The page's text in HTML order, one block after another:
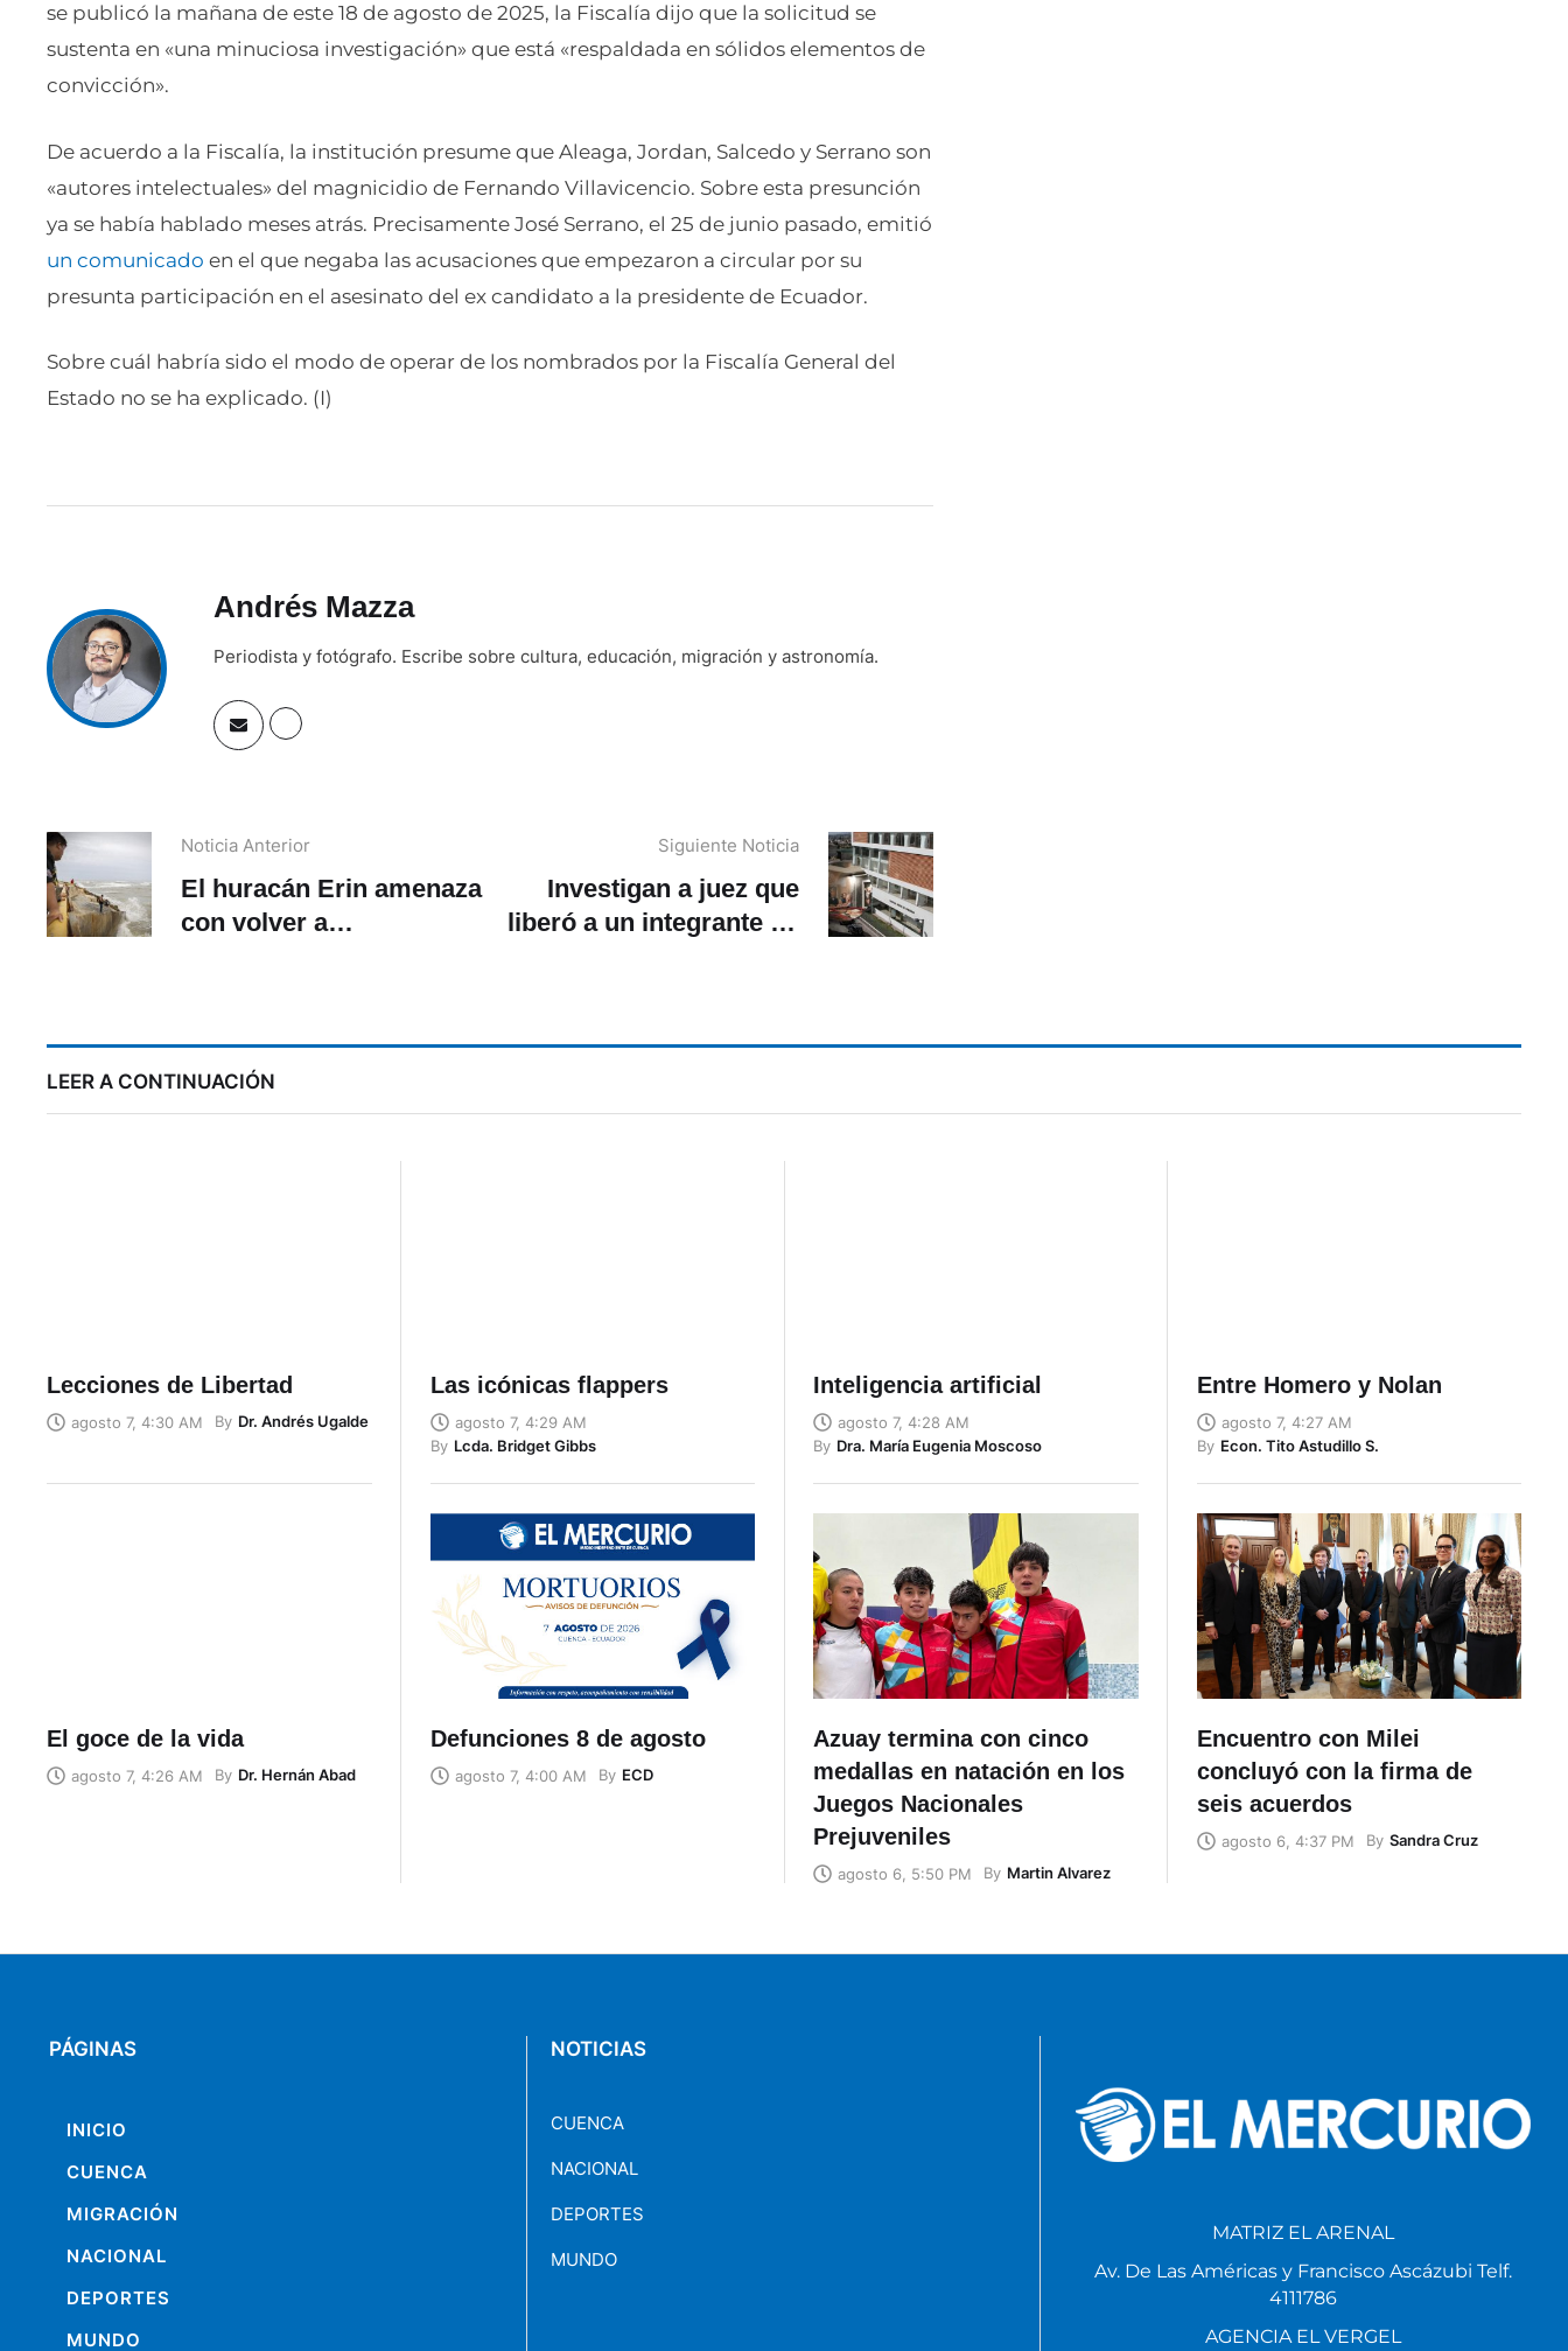
se publicó la mañana de este 18 de agosto de 2025, la Fiscalía dijo que la solicitud se
sustenta en «una minuciosa investigación» que está «respaldada en sólidos elementos de
convicción».
De acuerdo a la Fiscalía, la institución presume que Aleaga, Jordan, Salcedo y Serrano son
«autores intelectuales» del magnicidio de Fernando Villavicencio. Sobre esta presunción
ya se había hablado meses atrás. Precisamente José Serrano, el 25 de junio pasado, emitió
un comunicado en el que negaba las acusaciones que empezaron a circular por su
presunta participación en el asesinato del ex candidato a la presidente de Ecuador.
Sobre cuál habría sido el modo de operar de los nombrados por la Fiscalía General del
Estado no se ha explicado. (I)
Andrés Mazza
Periodista y fotógrafo. Escribe sobre cultura, educación, migración y astronomía.
Noticia Anterior
El huracán Erin amenaza
con volver a
Siguiente Noticia
Investigan a juez que
liberó a un integrante de
LEER A CONTINUACIÓN
Lecciones de Libertad
agosto 7, 4:30 AM By Dr. Andrés Ugalde
Las icónicas flappers
agosto 7, 4:29 AM
By Lcda. Bridget Gibbs
Inteligencia artificial
agosto 7, 4:28 AM
By Dra. María Eugenia Moscoso
Entre Homero y Nolan
agosto 7, 4:27 AM
By Econ. Tito Astudillo S.
El goce de la vida
agosto 7, 4:26 AM By Dr. Hernán Abad
Defunciones 8 de agosto
agosto 7, 4:00 AM By ECD
Azuay termina con cinco
medallas en natación en los
Juegos Nacionales
Prejuveniles
agosto 6, 5:50 PM By Martin Alvarez
Encuentro con Milei
concluyó con la firma de
seis acuerdos
agosto 6, 4:37 PM By Sandra Cruz
PÁGINAS
INICIO
CUENCA
MIGRACIÓN
NACIONAL
DEPORTES
MUNDO
NOTICIAS
CUENCA
NACIONAL
DEPORTES
MUNDO
MATRIZ EL ARENAL
Av. De Las Américas y Francisco Ascázubi Telf.
4111786
AGENCIA EL VERGEL